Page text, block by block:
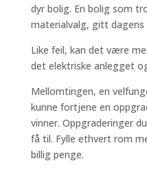
dyr bolig. En bolig som
materialvalg, gitt dagens
Like feil, kan det være
det elektriske anlegget
Mellomtingen, en
kunne fortjene en
vinner. Oppgraderinger
få til. Fylle ethvert rom
billig penge.